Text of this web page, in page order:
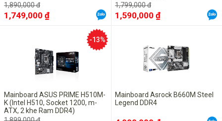
1,890,000 đ
1,749,000 ₫
1,799,000 đ
1,590,000 ₫
Mainboard ASUS PRIME H510M-
K (Intel H510, Socket 1200, m-
ATX, 2 khe Ram DDR4)
-13%
Mainboard Asrock B660M Steel
Legend DDR4